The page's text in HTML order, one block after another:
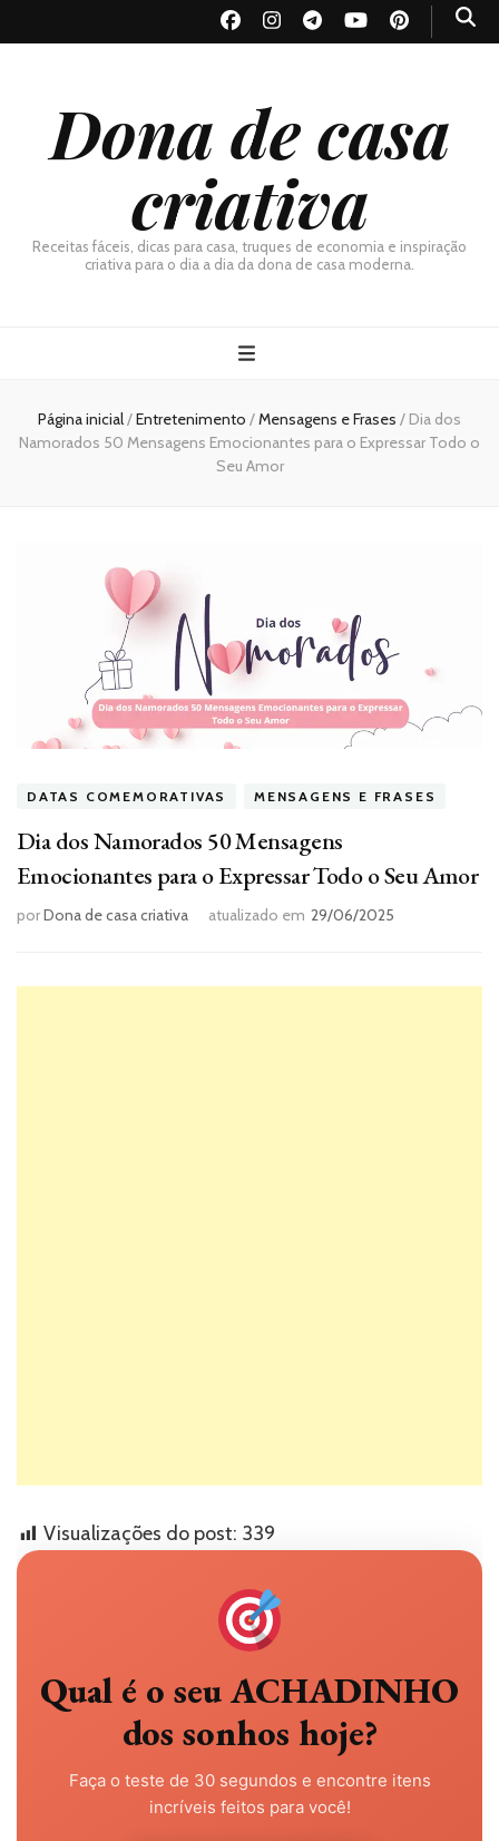
Dona de casa
criativa
Receitas fáceis, dicas para casa, truques de economia e inspiração
criativa para o dia a dia da dona de casa moderna.
Página inicial/Entretenimento /Mensagens e Frases / Dia dos
Namorados 50 Mensagens Emocionantes para o Expressar Todo o
Seu Amor
DATAS COMEMORATIVAS MENSAGENS E FRASES
Dia dos Namorados 50 Mensagens
Emocionantes para o Expressar Todo o Seu Amor
porDona de casa criativa atualizado em 29/06/2025
Visualizações do post: 339
Qual é o seu ACHADINHO
dos sonhos hoje?
Faça o teste de 30 segundos e encontre itens
incríveis feitos para você!